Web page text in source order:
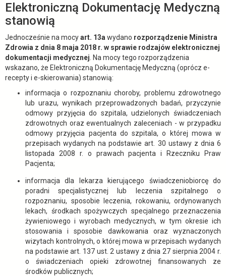
Elektroniczną Dokumentację Medyczną
stanowią
Jednocześnie na mocyart. 13a wydano rozporządzenie Ministra
Zdrowia z dnia 8 maja 2018 r. w sprawie rodzajów elektronicznej
dokumentacji medycznej . Na mocy tego rozporządzenia
wskazano, że Elektroniczną Dokumentację Medyczną (oprócz e-
recepty i e-skierowania) stanowią:
informacja o rozpoznaniu choroby, problemu zdrowotnego
lub urazu, wynikach przeprowadzonych badań, przyczynie
odmowy przyjęcia do szpitala, udzielonych świadczeniach
zdrowotnych oraz ewentualnych zaleceniach - w przypadku
odmowy przyjęcia pacjenta do szpitala, o której mowa w
przepisach wydanych na podstawie art. 30 ustawy z dnia 6
listopada 2008 r. o prawach pacjenta i Rzeczniku Praw
Pacjenta;
informacja dla lekarza kierującego świadczeniobiorcę do
poradni specjalistycznej lub leczenia szpitalnego o
rozpoznaniu, sposobie leczenia, rokowaniu, ordynowanych
lekach, środkach spożywczych specjalnego przeznaczenia
żywieniowego i wyrobach medycznych, w tym okresie ich
stosowania i sposobie dawkowania oraz wyznaczonych
wizytach kontrolnych, o której mowa w przepisach wydanych
na podstawie art. 137 ust. 2 ustawy z dnia 27 sierpnia 2004 r.
o świadczeniach opieki zdrowotnej finansowanych ze
środków publicznych;